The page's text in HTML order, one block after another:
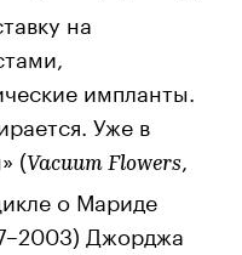
на
импланты.
Уже в
(Vacuum Flowers
о Мариде
Джорджа